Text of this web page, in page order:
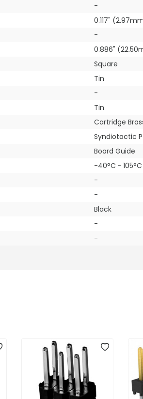
-
0.117"
-
0.886"
Square
Tin
-
Tin
Cartridge
Syndiotactic
Board Guide
-40°C ~ 105°C
-
-
Black
-
-